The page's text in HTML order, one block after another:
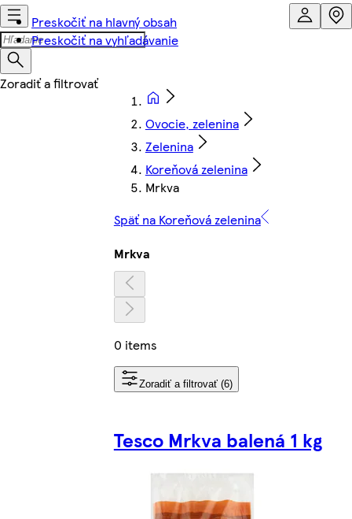
Preskočiť na hlavný obsah
Preskočiť na vyhľadávanie
Ovocie, zelenina
Zelenina
Koreňová zelenina
Mrkva
Späť na Koreňová zelenina
Mrkva
0 items
Zoradiť a filtrovať (6)
Tesco Mrkva balená 1 kg